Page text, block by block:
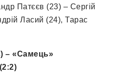
Патєєв (23) – Сергій
Ласий (24), Тарас
– «Самець»